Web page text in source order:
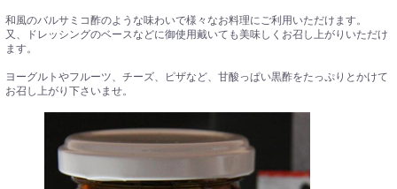
和風のバルサミコ酢のような味わいで様々なお料理にご利用いただけます。
又、ドレッシングのベースなどに御使用戴いても美味しくお召し上がりいただけ
ます。
ヨーグルトやフルーツ、チーズ、ピザなど、甘酸っぱい黒酢をたっぷりとかけて
お召し上がり下さいませ。